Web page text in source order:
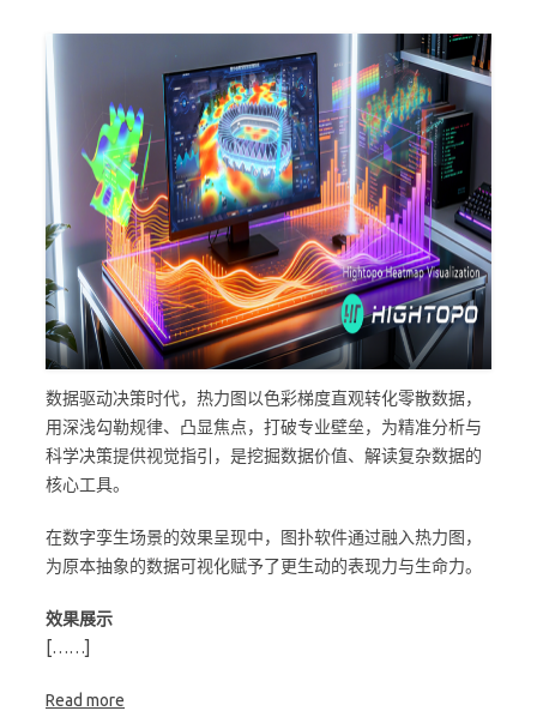
数据驱动决策时代，热力图以色彩梯度直观转化零散数据，
用深浅勾勒规律、凸显焦点，打破专业壁垒，为精准分析与
科学决策提供视觉指引，是挖掘数据价值、解读复杂数据的
核心工具。
在数字孪生场景的效果呈现中，图扑软件通过融入热力图，
为原本抽象的数据可视化赋予了更生动的表现力与生命力。
效果展示
[……]
Read more